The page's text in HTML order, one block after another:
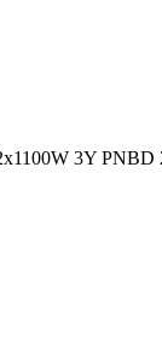
3Y PNBD